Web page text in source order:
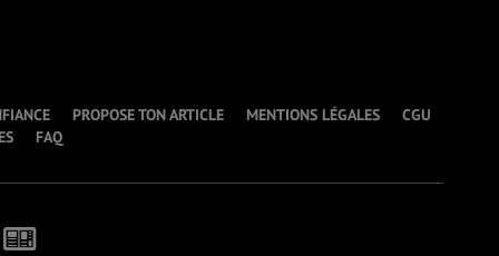
PROPOSE TON ARTICLE MENTIONS LÉGALES
CGU
FAQ